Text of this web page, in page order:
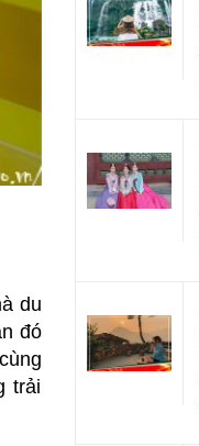
du
đó
trải